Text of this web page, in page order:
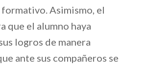
Asimismo, el
que el alumno haya
logros de manera
ante sus compañeros se